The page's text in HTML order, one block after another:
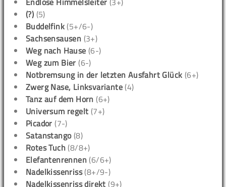
(?) (5)
Buddelfink (5+/6-)
Sachsensausen (3+)
Weg nach Hause (6-)
Weg zum Bier (6-)
Notbremsung in der letzten Ausfahrt Glück (6+)
Zwerg Nase, Linksvariante (4)
Tanz auf dem Horn (6+)
Universum regelt (7+)
Picador (7-)
Satanstango(8)
Rotes Tuch (8/8+)
Elefantenrennen (6/6+)
Nadelkissenriss(8+/9-)
Nadelkissenriss direkt (9+)